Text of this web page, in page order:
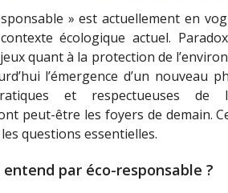
» est actuellement en
écologique actuel.
quant à la protection de
l’émergence d’un nouveau
et respectueuses de
peut-être les foyers de demain.
questions essentielles.
entend par éco-responsable ?